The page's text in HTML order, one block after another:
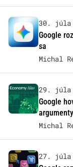
30. júla
Google
sa
Michal
29. júla
Google
argumenty
Michal
27. júla